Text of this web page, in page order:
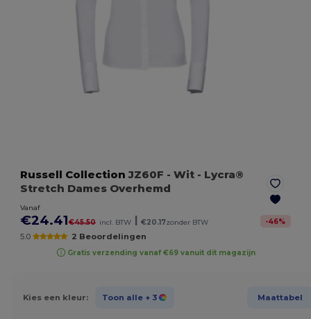
Russell Collection JZ60F - Wit - Lycra®
Stretch Dames Overhemd
Vanaf
€24.41€45.50 incl. BTW | €20.17zonder BTW -46%
5.0 2 Beoordelingen
Gratis verzending vanaf €69 vanuit dit magazijn
Kies een kleur: Toon alle + 3 Maattabel